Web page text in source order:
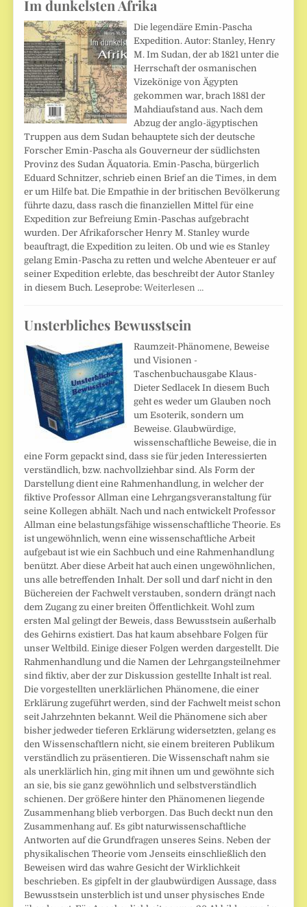
Im dunkelsten Afrika
Die legendäre Emin-Pascha
Expedition. Autor: Stanley, Henry
M. Im Sudan, der ab 1821 unter die
Herrschaft der osmanischen
Vizekönige von Ägypten
gekommen war, brach 1881 der
Mahdiaufstand aus. Nach dem
Abzug der anglo-ägyptischen
Truppen aus dem Sudan behauptete sich der deutsche
Forscher Emin-Pascha als Gouverneur der südlichsten
Provinz des Sudan Äquatoria. Emin-Pascha, bürgerlich
Eduard Schnitzer, schrieb einen Brief an die Times, in dem
er um Hilfe bat. Die Empathie in der britischen Bevölkerung
führte dazu, dass rasch die finanziellen Mittel für eine
Expedition zur Befreiung Emin-Paschas aufgebracht
wurden. Der Afrikaforscher Henry M. Stanley wurde
beauftragt, die Expedition zu leiten. Ob und wie es Stanley
gelang Emin-Pascha zu retten und welche Abenteuer er auf
seiner Expedition erlebte, das beschreibt der Autor Stanley
in diesem Buch. Leseprobe:Weiterlesen …
Unsterbliches Bewusstsein
Raumzeit-Phänomene, Beweise
und Visionen -
Taschenbuchausgabe Klaus-
Dieter Sedlacek In diesem Buch
geht es weder um Glauben noch
um Esoterik, sondern um
Beweise. Glaubwürdige,
wissenschaftliche Beweise, die in
eine Form gepackt sind, dass sie für jeden Interessierten
verständlich, bzw. nachvollziehbar sind. Als Form der
Darstellung dient eine Rahmenhandlung, in welcher der
fiktive Professor Allman eine Lehrgangsveranstaltung für
seine Kollegen abhält. Nach und nach entwickelt Professor
Allman eine belastungsfähige wissenschaftliche Theorie. Es
ist ungewöhnlich, wenn eine wissenschaftliche Arbeit
aufgebaut ist wie ein Sachbuch und eine Rahmenhandlung
benützt. Aber diese Arbeit hat auch einen ungewöhnlichen,
uns alle betreffenden Inhalt. Der soll und darf nicht in den
Büchereien der Fachwelt verstauben, sondern drängt nach
dem Zugang zu einer breiten Öffentlichkeit. Wohl zum
ersten Mal gelingt der Beweis, dass Bewusstsein außerhalb
des Gehirns existiert. Das hat kaum absehbare Folgen für
unser Weltbild. Einige dieser Folgen werden dargestellt. Die
Rahmenhandlung und die Namen der Lehrgangsteilnehmer
sind fiktiv, aber der zur Diskussion gestellte Inhalt ist real.
Die vorgestellten unerklärlichen Phänomene, die einer
Erklärung zugeführt werden, sind der Fachwelt meist schon
seit Jahrzehnten bekannt. Weil die Phänomene sich aber
bisher jedweder tieferen Erklärung widersetzten, gelang es
den Wissenschaftlern nicht, sie einem breiteren Publikum
verständlich zu präsentieren. Die Wissenschaft nahm sie
als unerklärlich hin, ging mit ihnen um und gewöhnte sich
an sie, bis sie ganz gewöhnlich und selbstverständlich
schienen. Der größere hinter den Phänomenen liegende
Zusammenhang blieb verborgen. Das Buch deckt nun den
Zusammenhang auf. Es gibt naturwissenschaftliche
Antworten auf die Grundfragen unseres Seins. Neben der
physikalischen Theorie vom Jenseits einschließlich den
Beweisen wird das wahre Gesicht der Wirklichkeit
beschrieben. Es gipfelt in der glaubwürdigen Aussage, dass
Bewusstsein unsterblich ist und unser physisches Ende